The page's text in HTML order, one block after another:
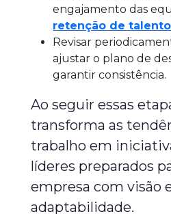
engajamento das
retenção de
Revisar
ajustar o plano de
garantir consistência.
Ao seguir essas
transforma as
trabalho em
líderes preparados
empresa com visão
adaptabilidade.